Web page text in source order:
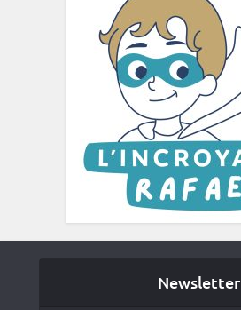
Newsletter